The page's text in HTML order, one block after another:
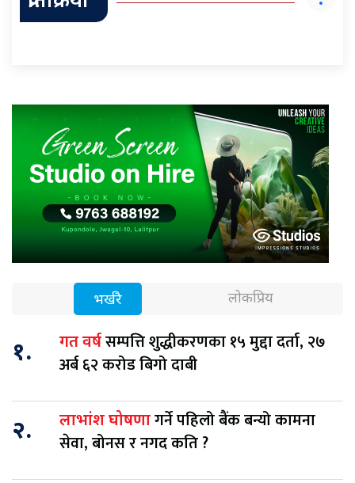
भर्खरै लोकप्रिय
१. गत वर्षसम्पत्ति शुद्धीकरणका १५ मुद्दा दर्ता, २७
अर्ब ६२ करोड बिगो दाबी
२. लाभांश घोषणागर्ने पहिलो बैंक बन्यो कामना
सेवा, बोनस र नगद कति ?